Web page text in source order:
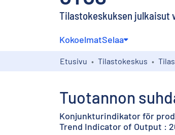
Tilastokeskuksen julkaisut
KokoelmatSelaa
Etusivu Tilastokeskus
Tuotannon
Konjunkturindikator för
Trend Indicator of Output :